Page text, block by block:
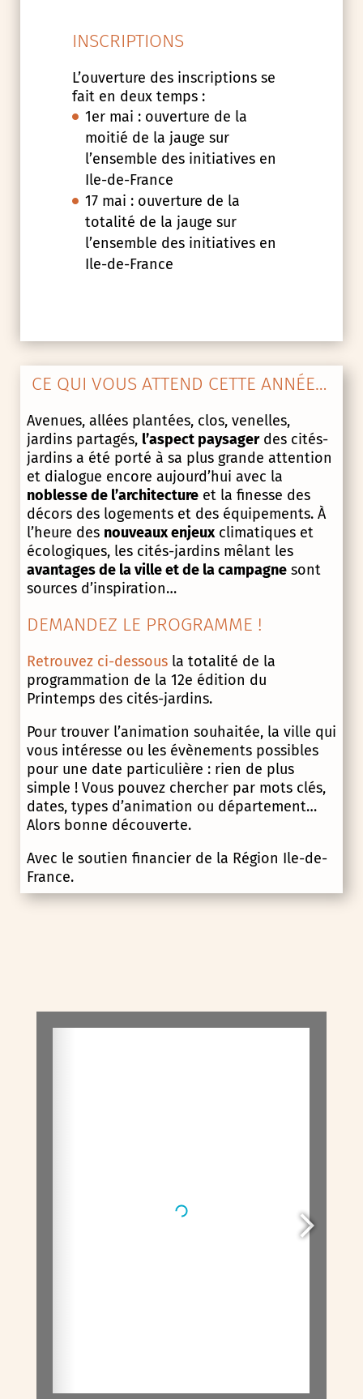
INSCRIPTIONS
L’ouverture des inscriptions se
fait en deux temps :
1er mai : ouverture de la
moitié de la jauge sur
l’ensemble des initiatives en
Ile-de-France
17 mai : ouverture de la
totalité de la jauge sur
l’ensemble des initiatives en
Ile-de-France
CE QUI VOUS ATTEND CETTE ANNÉE…
Avenues, allées plantées, clos, venelles,
jardins partagés, l’aspect paysagerdes cités-
jardins a été porté à sa plus grande attention
et dialogue encore aujourd’hui avec la
noblesse de l’architectureet la finesse des
décors des logements et des équipements. À
l’heure des nouveaux enjeuxclimatiques et
écologiques, les cités-jardins mêlant les
avantages de la ville et de la campagnesont
sources d’inspiration…
DEMANDEZ LE PROGRAMME !
Retrouvez ci-dessousla totalité de la
programmation de la 12e édition du
Printemps des cités-jardins.
Pour trouver l’animation souhaitée, la ville qui
vous intéresse ou les évènements possibles
pour une date particulière : rien de plus
simple ! Vous pouvez chercher par mots clés,
dates, types d’animation ou département…
Alors bonne découverte.
Avec le soutien financier de la Région Ile-de-
France.